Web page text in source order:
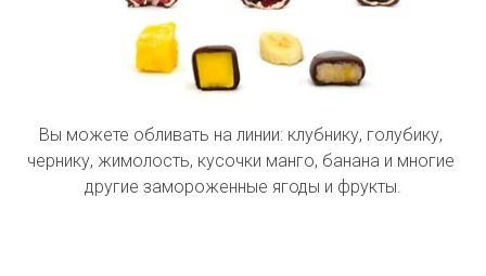
Вы можете обливать на линии: клубнику, голубику,
чернику, жимолость, кусочки манго, банана и многие
другие замороженные ягоды и фрукты.